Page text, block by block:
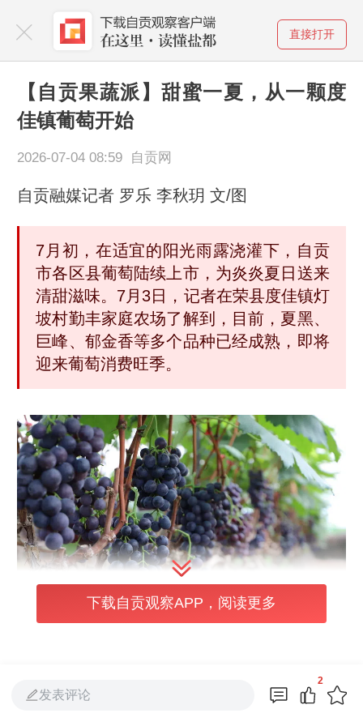
直接打开
【自贡果蔬派】甜蜜一夏，从一颗度
佳镇葡萄开始
2026-07-04 08:59 自贡网
自贡融媒记者 罗乐 李秋玥 文/图
7月初，在适宜的阳光雨露浇灌下，自贡
市各区县葡萄陆续上市，为炎炎夏日送来
清甜滋味。7月3日，记者在荣县度佳镇灯
坡村勤丰家庭农场了解到，目前，夏黑、
巨峰、郁金香等多个品种已经成熟，即将
迎来葡萄消费旺季。
仅13公里，是当地小有名气的鲜果采摘园。农
下载自贡观察APP，阅读更多
发表评论
2